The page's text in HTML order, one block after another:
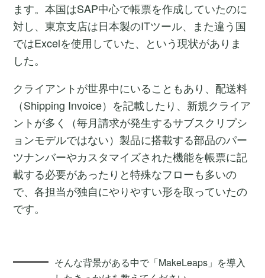
ます。本国はSAP中心で帳票を作成していたのに
対し、東京支店は日本製のITツール、また違う国
ではExcelを使用していた、という現状がありま
した。
クライアントが世界中にいることもあり、配送料
（Shipping Invoice）を記載したり、新規クライア
ントが多く（毎月請求が発生するサブスクリプシ
ョンモデルではない）製品に搭載する部品のパー
ツナンバーやカスタマイズされた機能を帳票に記
載する必要があったりと特殊なフローも多いの
で、各担当が独自にやりやすい形を取っていたの
です。
そんな背景がある中で「MakeLeaps」を導入